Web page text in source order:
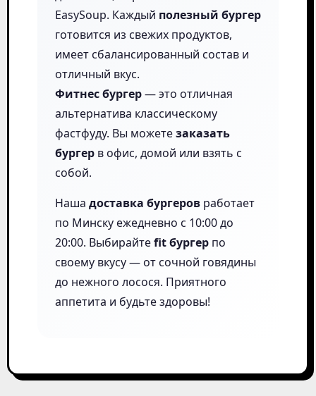
EasySoup. Каждый полезный бургер
готовится из свежих продуктов,
имеет сбалансированный состав и
отличный вкус.
Фитнес бургер— это отличная
альтернатива классическому
фастфуду. Вы можетезаказать
бургерв офис, домой или взять с
собой.
Наша доставка бургеровработает
по Минску ежедневно с 10:00 до
20:00. Выбирайтеfit бургерпо
своему вкусу — от сочной говядины
до нежного лосося. Приятного
аппетита и будьте здоровы!